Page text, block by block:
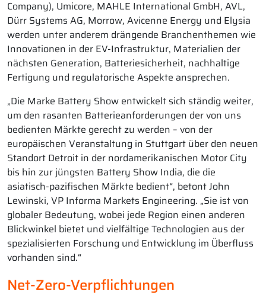
Company), Umicore, MAHLE International GmbH, AVL,
Dürr Systems AG, Morrow, Avicenne Energy und Elysia
werden unter anderem drängende Branchenthemen wie
Innovationen in der EV-Infrastruktur, Materialien der
nächsten Generation, Batteriesicherheit, nachhaltige
Fertigung und regulatorische Aspekte ansprechen.
„Die Marke Battery Show entwickelt sich ständig weiter,
um den rasanten Batterieanforderungen der von uns
bedienten Märkte gerecht zu werden – von der
europäischen Veranstaltung in Stuttgart über den neuen
Standort Detroit in der nordamerikanischen Motor City
bis hin zur jüngsten Battery Show India, die die
asiatisch-pazifischen Märkte bedient“, betont John
Lewinski, VP Informa Markets Engineering. „Sie ist von
globaler Bedeutung, wobei jede Region einen anderen
Blickwinkel bietet und vielfältige Technologien aus der
spezialisierten Forschung und Entwicklung im Überfluss
vorhanden sind.“
Net-Zero-Verpflichtungen